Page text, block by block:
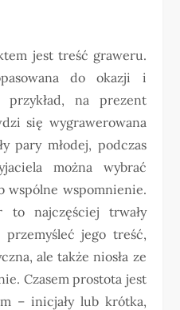
jest treść graweru.
do okazji i
na prezent
się wygrawerowana
pary młodej, podczas
można wybrać
wspólne wspomnienie.
to najczęściej trwały
jego treść,
ale także niosła ze
Czasem prostota jest
– inicjały lub krótka,